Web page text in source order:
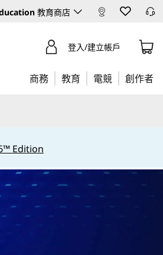
教育商店
登入/建立帳戶
商務 教育 電競 創作者
Edition